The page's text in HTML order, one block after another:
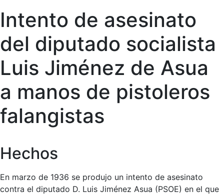
Intento de asesinato
del diputado socialista
Luis Jiménez de Asua
a manos de pistoleros
falangistas
Hechos
En marzo de 1936 se produjo un intento de asesinato
contra el diputado D. Luis Jiménez Asua (PSOE) en el que